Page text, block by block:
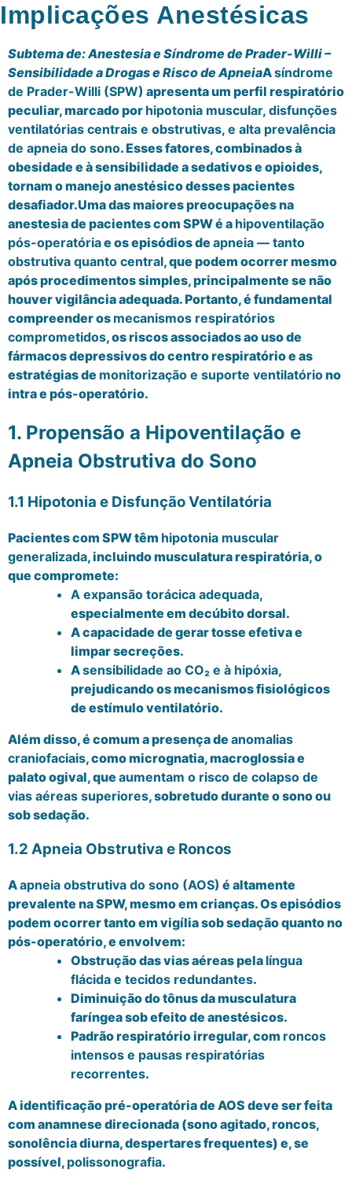
Implicações Anestésicas
Subtema de: Anestesia e Síndrome de Prader-Willi –
Sensibilidade a Drogas e Risco de ApneiaAsíndrome
de Prader-Willi (SPW) apresenta um perfil respiratório
peculiar, marcado por hipotonia muscular, disfunções
ventilatórias centrais e obstrutivas, e alta prevalência
de apneia do sono. Esses fatores, combinados à
obesidade e à sensibilidade a sedativos e opioides,
tornam o manejo anestésico desses pacientes
desafiador.Uma das maiores preocupações na
anestesia de pacientes com SPW é a hipoventilação
pós-operatóriae os episódios de apneia — tanto
obstrutiva quanto central, que podem ocorrer mesmo
após procedimentos simples, principalmente se não
houver vigilância adequada. Portanto, é fundamental
compreender os mecanismos respiratórios
comprometidos, os riscos associados ao uso de
fármacos depressivos do centro respiratório e as
estratégias de monitorização e suporte ventilatóriono
intra e pós-operatório.
1. Propensão a Hipoventilação e
Apneia Obstrutiva do Sono
1.1 Hipotonia e Disfunção Ventilatória
Pacientes com SPW têm hipotonia muscular
generalizada, incluindo musculatura respiratória, o
que compromete:
A expansão torácica adequada,
especialmente em decúbito dorsal.
A capacidade de gerar tosse efetiva e
limpar secreções.
Asensibilidade ao CO₂ e à hipóxia,
prejudicando os mecanismos fisiológicos
de estímulo ventilatório.
Além disso, é comum a presença de anomalias
craniofaciais, como micrognatia, macroglossia e
palato ogival, que aumentam o risco de colapso de
vias aéreas superiores, sobretudo durante o sono ou
sob sedação.
1.2 Apneia Obstrutiva e Roncos
Aapneia obstrutiva do sono (AOS) é altamente
prevalente na SPW, mesmo em crianças. Os episódios
podem ocorrer tanto em vigília sob sedação quanto no
pós-operatório, e envolvem:
Obstrução das vias aéreas pela língua
flácida e tecidos redundantes.
Diminuição do tônus da musculatura
faríngea sob efeito de anestésicos.
Padrão respiratório irregular, com roncos
intensos e pausas respiratórias
recorrentes.
A identificação pré-operatória de AOS deve ser feita
com anamnese direcionada (sono agitado, roncos,
sonolência diurna, despertares frequentes) e, se
possível, polissonografia.